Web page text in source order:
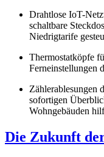
Drahtlose IoT-
schaltbare
Niedrigtarife
Thermostatköpfe
Ferneinstellungen
Zählerablesungen
sofortigen
Wohngebäuden
Die Zukunft